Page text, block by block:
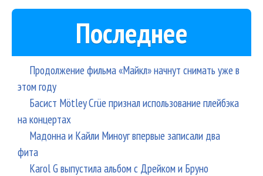
Последнее
Продолжение фильма «Майкл» начнут снимать уже в
этом году
Басист Mötley Crüe признал использование плейбэка
на концертах
Мадонна и Кайли Миноуг впервые записали два
фита
Karol G выпустила альбом с Дрейком и Бруно